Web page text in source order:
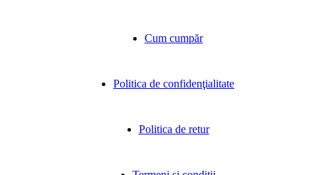
Cum cumpăr
Politica de confidenţialitate
Politica de retur